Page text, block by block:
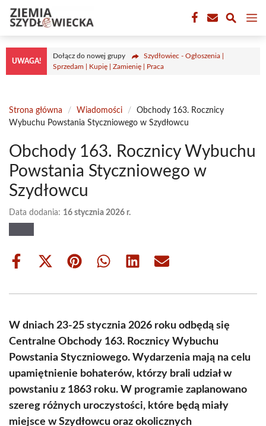
Przejdź
treści
UWAGA!
Dołącz do nowej grupy
Szydłowiec - Ogłoszenia |
Sprzedam | Kupię | Zamienię | Praca
Strona główna / Wiadomości /
Obchody 163. Rocznicy
Wybuchu Powstania Styczniowego w Szydłowcu
Obchody 163. Rocznicy Wybuchu
Powstania Styczniowego w
Szydłowcu
Data dodania: 16 stycznia 2026 r.
Share
Share
(Twitter)
Share Share Share Share
W dniach 23-25 stycznia 2026 roku odbędą się
Centralne Obchody 163. Rocznicy Wybuchu
Powstania Styczniowego. Wydarzenia mają na celu
upamiętnienie bohaterów, którzy brali udział w
powstaniu z 1863 roku. W programie zaplanowano
szereg różnych uroczystości, które będą miały
miejsce w Szydłowcu oraz okolicznych